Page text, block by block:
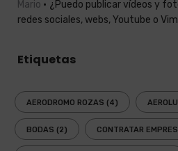
Mario
¿Puedo publicar vídeos y
redes sociales, webs, Youtube o
Etiquetas
AERODROMO ROZAS (4)
BODAS (2) CONTRATAR